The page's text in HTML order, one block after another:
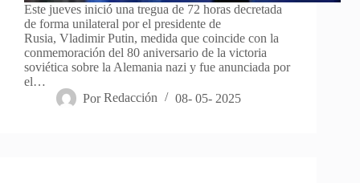
Este jueves inició una tregua de 72 horas decretada
de forma unilateral por el presidente de
Rusia, Vladimir Putin, medida que coincide con la
conmemoración del 80 aniversario de la victoria
soviética sobre la Alemania nazi y fue anunciada por
el…
Por Redacción 08- 05- 2025